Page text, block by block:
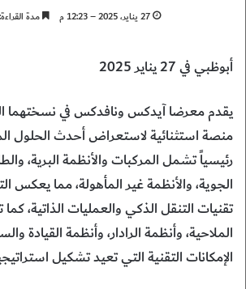
27 يناير، 2025 – 12:23 م مدة القراءة: 2
أبوظبي في 27 يناير 2025
رئيسياً تشمل المركبات والأنظمة البرية،
الجوية، والأنظمة غير المأهولة، مما يعكس
تقنيات التنقل الذكي والعمليات الذاتية،
الملاحية، وأنظمة الرادار، وأنظمة القيادة
الإمكانات التقنية التي تعيد تشكيل